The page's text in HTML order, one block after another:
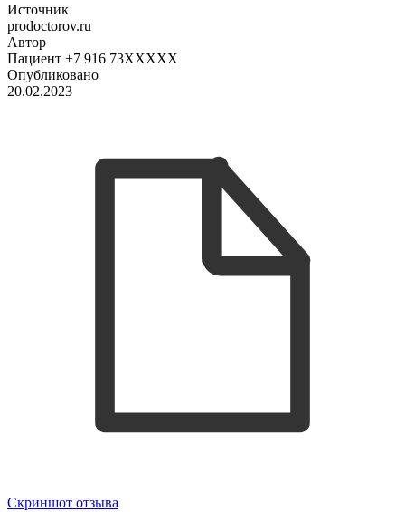
Источник
prodoctorov.ru
Автор
Пациент +7 916 73XXXXX
Опубликовано
20.02.2023
Скриншот отзыва